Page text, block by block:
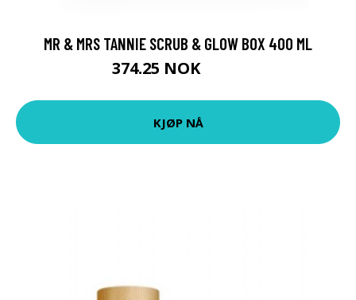
MR & MRS TANNIE SCRUB & GLOW BOX 400 ML
374.25 NOK
KJØP NÅ